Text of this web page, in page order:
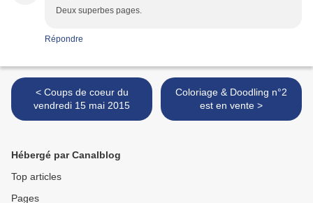
Deux superbes pages.
Répondre
< Coups de coeur du
vendredi 15 mai 2015
Coloriage & Doodling n°2
est en vente >
Hébergé par Canalblog
Top articles
Pages